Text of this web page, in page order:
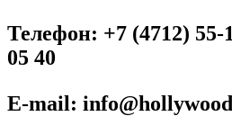
Телефон: +7 (4712) 55-
05 40
E-mail: